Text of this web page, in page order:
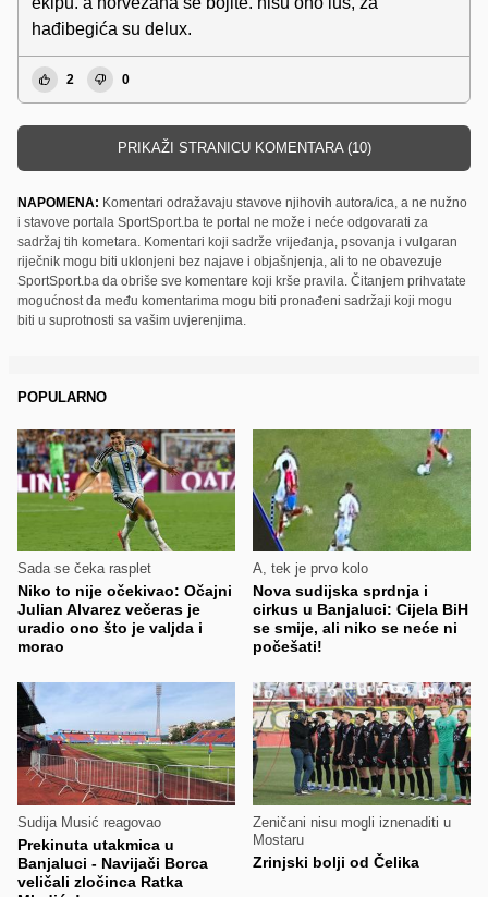
hađibegića su delux.
2 0
PRIKAŽI STRANICU KOMENTARA (10)
NAPOMENA: Komentari odražavaju stavove njihovih autora/ica, a ne nužno
i stavove portala SportSport.ba te portal ne može i neće odgovarati za
sadržaj tih kometara. Komentari koji sadrže vrijeđanja, psovanja i vulgaran
riječnik mogu biti uklonjeni bez najave i objašnjenja, ali to ne obavezuje
SportSport.ba da obriše sve komentare koji krše pravila. Čitanjem prihvatate
mogućnost da među komentarima mogu biti pronađeni sadržaji koji mogu
biti u suprotnosti sa vašim uvjerenjima.
POPULARNO
Sada se čeka rasplet
Niko to nije očekivao: Očajni
Julian Alvarez večeras je
uradio ono što je valjda i
morao
A, tek je prvo kolo
Nova sudijska sprdnja i
cirkus u Banjaluci: Cijela BiH
se smije, ali niko se neće ni
počešati!
Sudija Musić reagovao
Prekinuta utakmica u
Banjaluci - Navijači Borca
veličali zločinca Ratka
Zeničani nisu mogli iznenaditi u
Mostaru
Zrinjski bolji od Čelika